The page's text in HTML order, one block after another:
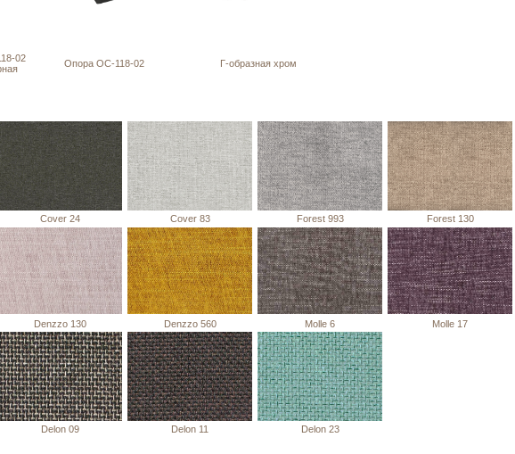
02
Опора ОС-118-02 Г-образная хром
Cover 24 Cover 83 Forest 993 Forest 130
Denzzo 130 Denzzo 560 Molle 6 Molle 17
Delon 09 Delon 11 Delon 23